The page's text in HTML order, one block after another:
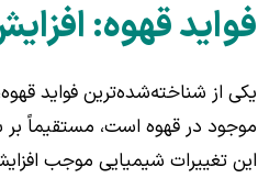
فواید قهوه:
یکی از شناخته‌شده‌ترین فواید
موجود در قهوه است، مستقیماً
این تغییرات شیمیایی موجب